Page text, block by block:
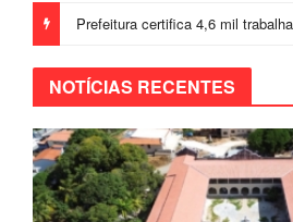
NOTÍCIAS RECENTES